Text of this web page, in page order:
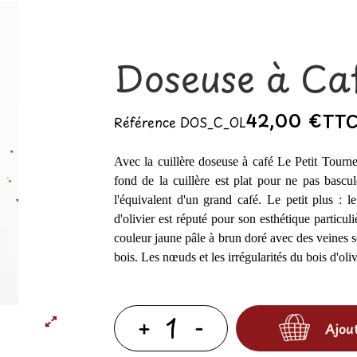
Doseuse à
Référence DOS_C_OL42,00 €
Avec la cuillère doseuse à café Le Petit
fond de la cuillère est plat pour ne pas
l'équivalent d'un grand café. Le petit plus :
d'olivier est réputé pour son esthétique
couleur jaune pâle à brun doré avec des
bois. Les nœuds et les irrégularités du bois